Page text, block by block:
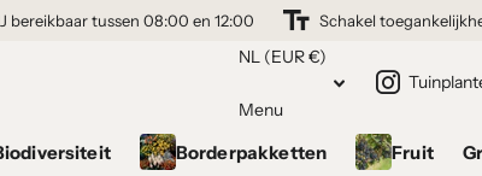
bereikbaar tussen 08:00 en 12:00 Schakel
NL (EUR €)
Menu
Borderpakketten Fruit